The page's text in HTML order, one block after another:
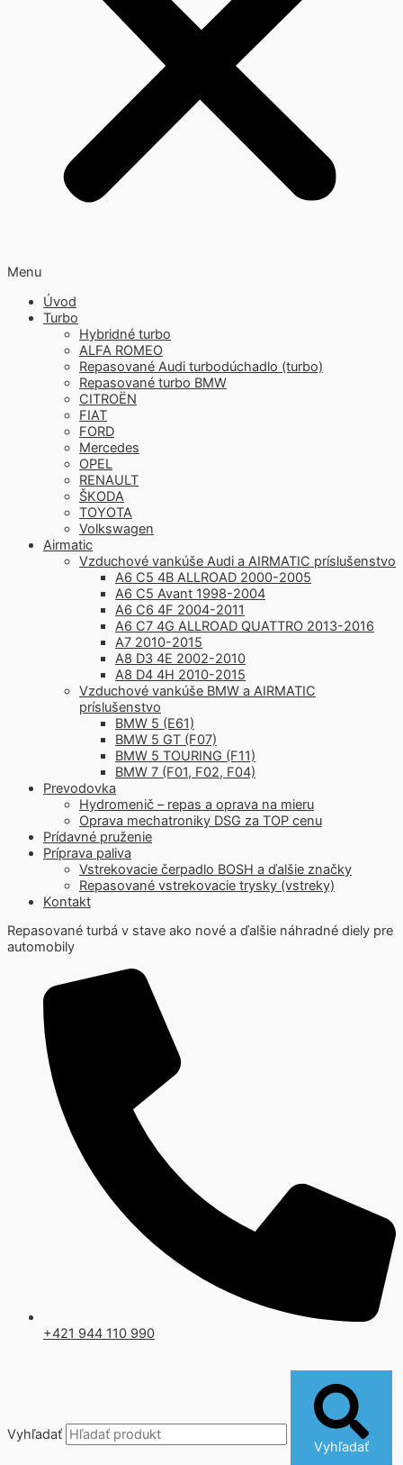
Menu
Úvod
Turbo
Hybridné turbo
ALFA ROMEO
Repasované Audi turbodúchadlo (turbo)
Repasované turbo BMW
CITROËN
FIAT
FORD
Mercedes
OPEL
RENAULT
ŠKODA
TOYOTA
Volkswagen
Airmatic
Vzduchové vankúše Audi a AIRMATIC príslušenstvo
A6 C5 4B ALLROAD 2000-2005
A6 C5 Avant 1998-2004
A6 C6 4F 2004-2011
A6 C7 4G ALLROAD QUATTRO 2013-2016
A7 2010-2015
A8 D3 4E 2002-2010
A8 D4 4H 2010-2015
Vzduchové vankúše BMW a AIRMATIC
príslušenstvo
BMW 5 (E61)
BMW 5 GT (F07)
BMW 5 TOURING (F11)
BMW 7 (F01, F02, F04)
Prevodovka
Hydromenič – repas a oprava na mieru
Oprava mechatroniky DSG za TOP cenu
Prídavné pruženie
Príprava paliva
Vstrekovacie čerpadlo BOSH a ďalšie značky
Repasované vstrekovacie trysky (vstreky)
Kontakt
Repasované turbá v stave ako nové a ďalšie náhradné diely pre
automobily
+421 944 110 990
Vyhľadať
Vyhľadať